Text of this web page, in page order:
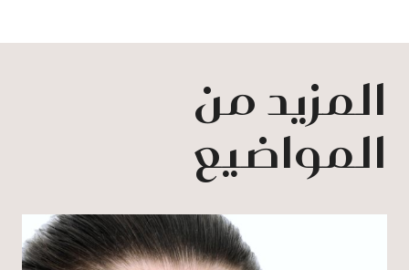
المزيد من
المواضيع